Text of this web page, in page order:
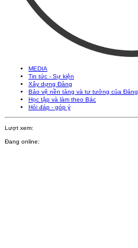
MEDIA
Tin tức - Sự kiện
Xây dựng Đảng
Bảo vệ nền tảng và tư tưởng của Đảng
Học tập và làm theo Bác
Hỏi đáp - góp ý
Lượt xem:
Đang online: